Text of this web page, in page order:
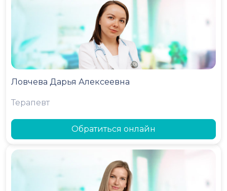
Ловчева Дарья Алексеевна
Терапевт
Обратиться онлайн